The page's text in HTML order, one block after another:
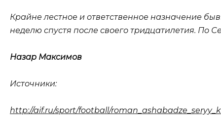
Крайне лестное и ответственное назначение
неделю спустя после своего тридцатилетия. По
Назар Максимов
Источники:
http://aif.ru/sport/football/